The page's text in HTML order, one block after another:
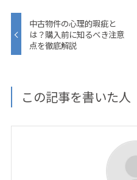
中古物件の心理的瑕疵と
は？購入前に知るべき注意
点を徹底解説
この記事を書いた人